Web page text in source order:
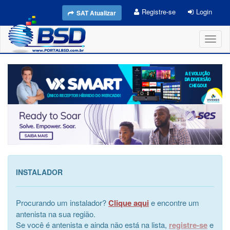
SAT Atualizar Registre-se Login
INSTALADOR
Procurando um instalador?Clique aqui e encontre um
antenista na sua região.
Se você é antenista e ainda não está na lista, registre-see